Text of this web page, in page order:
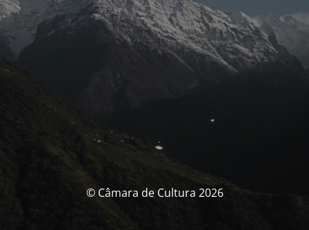
© Câmara de Cultura 2026